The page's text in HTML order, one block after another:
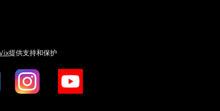
提供支持和保护